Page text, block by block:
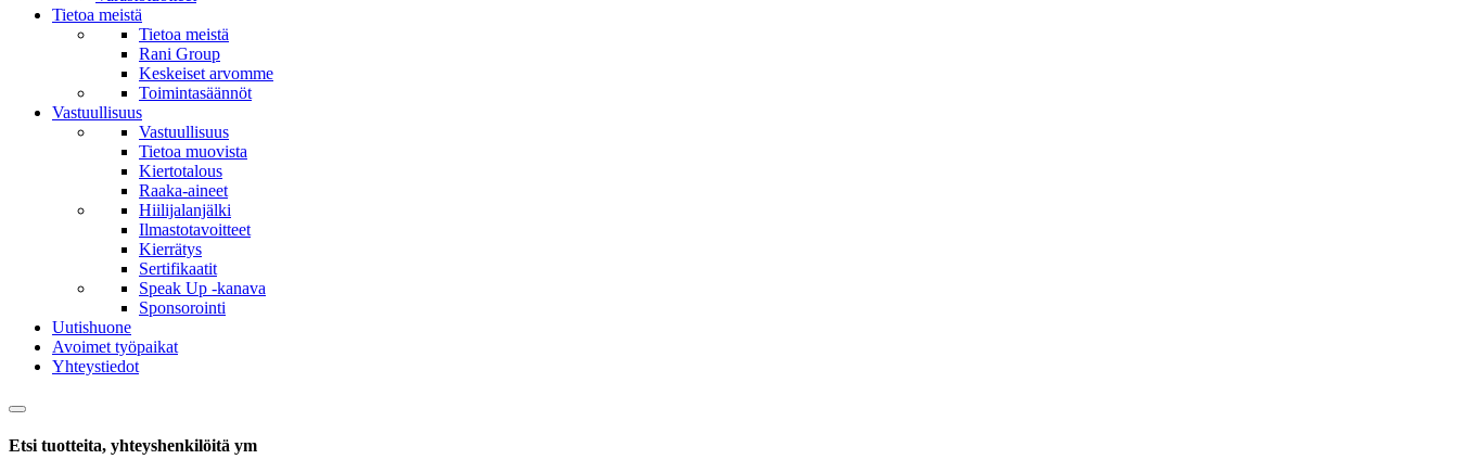
Tietoa meistä
Tietoa meistä
Rani Group
Keskeiset arvomme
Toimintasäännöt
Vastuullisuus
Vastuullisuus
Tietoa muovista
Kiertotalous
Raaka-aineet
Hiilijalanjälki
Ilmastotavoitteet
Kierrätys
Sertifikaatit
Speak Up -kanava
Sponsorointi
Uutishuone
Avoimet työpaikat
Yhteystiedot
Haku
Etsi tuotteita, yhteyshenkilöitä ym